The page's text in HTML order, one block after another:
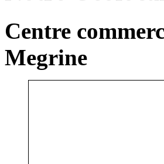
Centre
Megrine